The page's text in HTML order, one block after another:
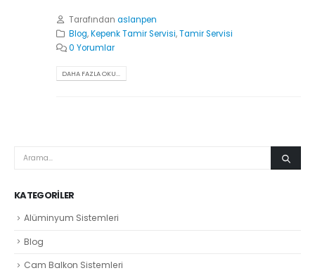
Tarafından aslanpen
Blog,Kepenk Tamir Servisi,Tamir Servisi
0 Yorumlar
DAHA FAZLA OKU...
KATEGORILER
Alüminyum Sistemleri
Blog
Cam Balkon Sistemleri